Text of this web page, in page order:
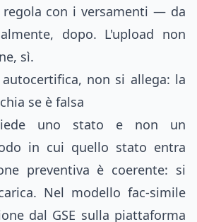
con i versamenti — da
dopo. L'upload non
sì.
non si allega: la
se è falsa
uno stato e non un
in cui quello stato entra
preventiva è coerente: si
Nel modello fac-simile
dal GSE sulla piattaforma